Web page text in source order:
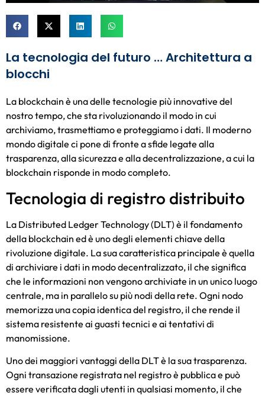
La tecnologia del futuro … Architettura a
blocchi
La blockchain è una delle tecnologie più innovative del
nostro tempo, che sta rivoluzionando il modo in cui
archiviamo, trasmettiamo e proteggiamo i dati. Il moderno
mondo digitale ci pone di fronte a sfide legate alla
trasparenza, alla sicurezza e alla decentralizzazione, a cui la
blockchain risponde in modo completo.
Tecnologia di registro distribuito
La Distributed Ledger Technology (DLT) è il fondamento
della blockchain ed è uno degli elementi chiave della
rivoluzione digitale. La sua caratteristica principale è quella
di archiviare i dati in modo decentralizzato, il che significa
che le informazioni non vengono archiviate in un unico luogo
centrale, ma in parallelo su più nodi della rete. Ogni nodo
memorizza una copia identica del registro, il che rende il
sistema resistente ai guasti tecnici e ai tentativi di
manomissione.
Uno dei maggiori vantaggi della DLT è la sua trasparenza.
Ogni transazione registrata nel registro è pubblica e può
essere verificata dagli utenti in qualsiasi momento, il che